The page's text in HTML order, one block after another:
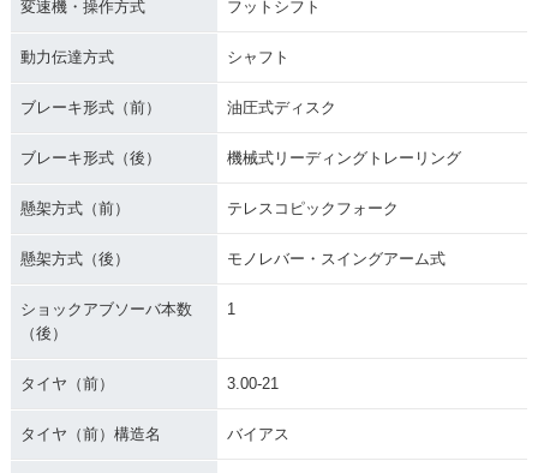
変速機・操作方式 フットシフト
動力伝達方式 シャフト
ブレーキ形式（前） 油圧式ディスク
ブレーキ形式（後） 機械式リーディングトレーリング
懸架方式（前） テレスコピックフォーク
懸架方式（後） モノレバー・スイングアーム式
ショックアブソーバ本数
（後）
1
タイヤ（前） 3.00-21
タイヤ（前）構造名 バイアス